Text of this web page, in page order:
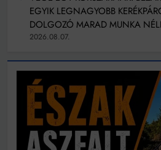
EGYIK LEGNAGYOBB
DOLGOZÓ MARAD MUNKA
2026.08.07.